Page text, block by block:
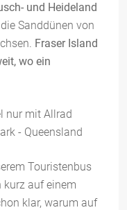
und Heideland
Sanddünen von
Fraser Island
wo ein
Touristenbus
kurz auf einem
klar, warum auf